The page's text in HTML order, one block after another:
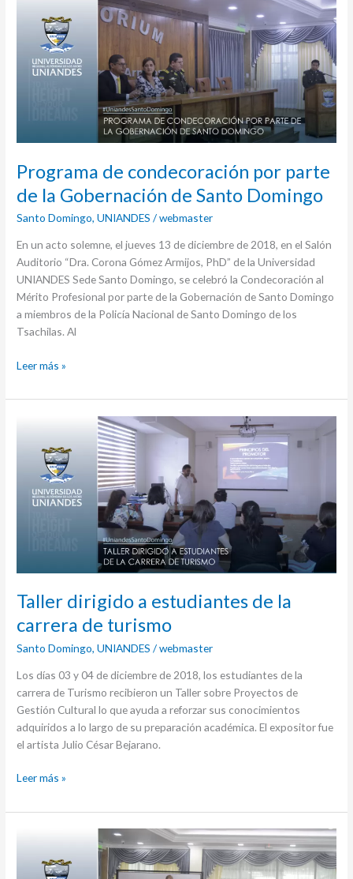
Programa de condecoración por parte
de la Gobernación de Santo Domingo
Santo Domingo,UNIANDES /webmaster
En un acto solemne, el jueves 13 de diciembre de 2018, en el Salón
Auditorio “Dra. Corona Gómez Armijos, PhD” de la Universidad
UNIANDES Sede Santo Domingo, se celebró la Condecoración al
Mérito Profesional por parte de la Gobernación de Santo Domingo
a miembros de la Policía Nacional de Santo Domingo de los
Tsachilas. Al
condecoración
parte
Domingo
Leer más »
Taller dirigido a estudiantes de la
carrera de turismo
Santo Domingo,UNIANDES /webmaster
Los días 03 y 04 de diciembre de 2018, los estudiantes de la
carrera de Turismo recibieron un Taller sobre Proyectos de
Gestión Cultural lo que ayuda a reforzar sus conocimientos
adquiridos a lo largo de su preparación académica. El expositor fue
el artista Julio César Bejarano.
estudiantes
Leer más »
internacional